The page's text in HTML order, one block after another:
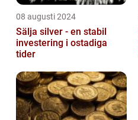
08 augusti 2024
Sälja silver - en stabil
investering i ostadiga
tider